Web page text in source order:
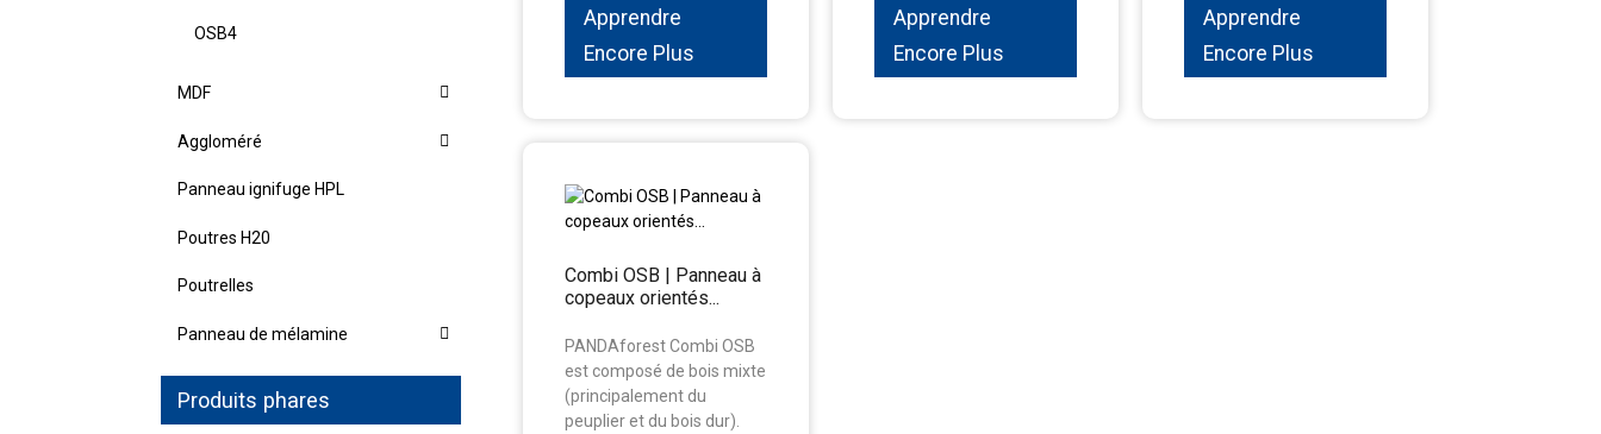
OSB4
MDF
Aggloméré
Panneau ignifuge HPL
Poutres H20
Poutrelles
Panneau de mélamine
Produits phares
Apprendre
Encore Plus
Apprendre
Encore Plus
Apprendre
Encore Plus
Combi OSB | Panneau à
copeaux orientés...
PANDAforest Combi OSB
est composé de bois mixte
(principalement du
peuplier et du bois dur).